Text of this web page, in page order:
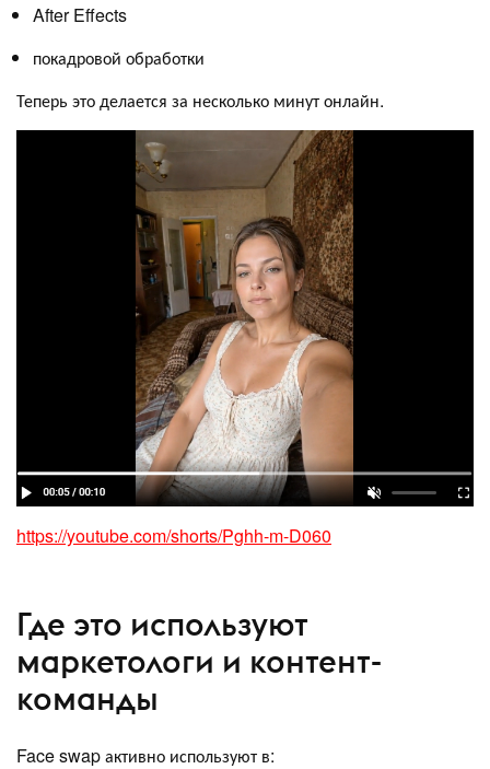
After Effects
покадровой обработки
Теперь это делается за несколько минут онлайн.
https://youtube.com/shorts/Pghh-m-D060
Где это используют
маркетологи и контент-
команды
Face swap активно используют в: